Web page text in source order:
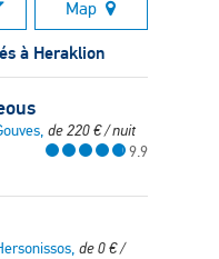
Map
à Heraklion
de220€/ nuit
9.9
de0€/